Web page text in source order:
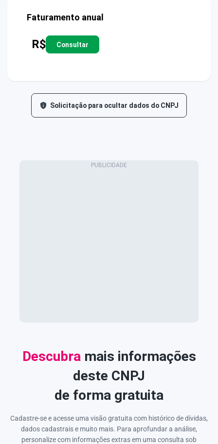
Faturamento anual
R$ Consultar
Solicitação para ocultar dados do CNPJ
Descubra mais informações
deste CNPJ
de forma gratuita
Cadastre-se e acesse uma visão gratuita com histórico de dívidas,
dados cadastrais e muito mais. Para aprofundar a análise,
personalize com informações extras em uma consulta sob